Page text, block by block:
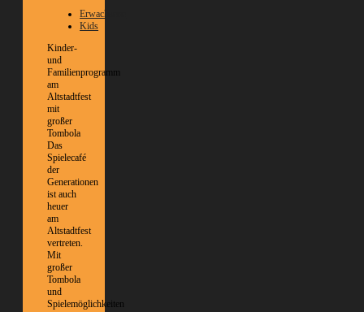
Erwachsene
Kids
Kinder-
und
Familienprogramm
am
Altstadtfest
mit
großer
Tombola
Das
Spielecafé
der
Generationen
ist auch
heuer
am
Altstadtfest
vertreten.
Mit
großer
Tombola
und
Spielemöglichkeiten